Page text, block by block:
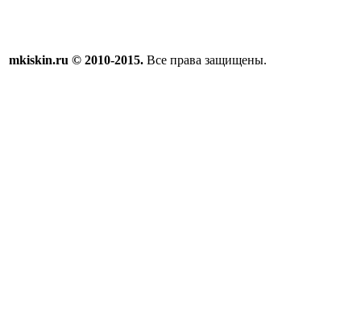
mkiskin.ru © 2010-2015. Все права защищены.